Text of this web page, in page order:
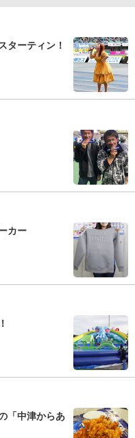
ターティン！
カー
「中津からあ